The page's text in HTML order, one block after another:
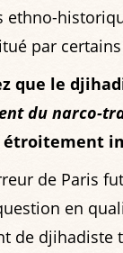
ethno-
par
que le
du narco-
étroitement
de Paris
en
de djihadiste